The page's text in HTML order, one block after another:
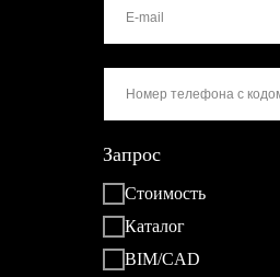
Запрос
Стоимость
Каталог
BIM/CAD